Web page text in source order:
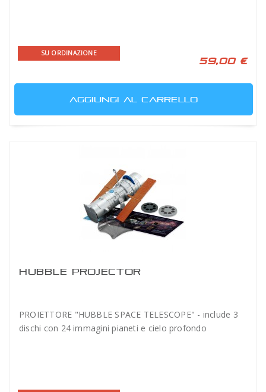
SU ORDINAZIONE
59,00 €
AGGIUNGI AL CARRELLO
HUBBLE PROJECTOR
PROIETTORE "HUBBLE SPACE TELESCOPE" - include 3
dischi con 24 immagini pianeti e cielo profondo